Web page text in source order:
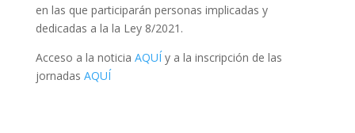
en las que participarán personas implicadas y
dedicadas a la la Ley 8/2021.
Acceso a la noticia AQUÍy a la inscripción de las
jornadas AQUÍ